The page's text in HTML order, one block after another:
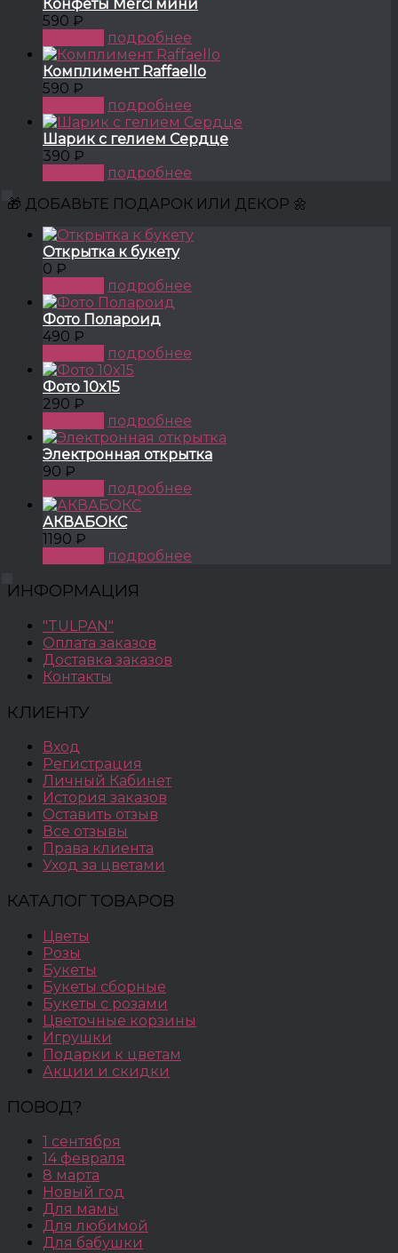
Конфеты Merci мини
590 ₽
подробнее
Комплимент Raffaello
590 ₽
подробнее
Шарик с гелием Сердце
390 ₽
подробнее
🎁 ДОБАВЬТЕ ПОДАРОК ИЛИ ДЕКОР 🌼
Открытка к букету
0 ₽
подробнее
Фото Полароид
490 ₽
подробнее
Фото 10x15
290 ₽
подробнее
Электронная открытка
90 ₽
подробнее
АКВАБОКС
1190 ₽
подробнее
ИНФОРМАЦИЯ
"TULPAN"
Оплата заказов
Доставка заказов
Контакты
КЛИЕНТУ
Вход
Регистрация
Личный Кабинет
История заказов
Оставить отзыв
Все отзывы
Права клиента
Уход за цветами
КАТАЛОГ ТОВАРОВ
Цветы
Розы
Букеты
Букеты сборные
Букеты с розами
Цветочные корзины
Игрушки
Подарки к цветам
Акции и скидки
ПОВОД?
1 сентября
14 февраля
8 марта
Новый год
Для мамы
Для любимой
Для бабушки